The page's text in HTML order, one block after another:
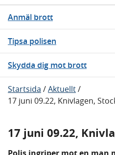
Anmäl brott
Tipsa polisen
Skydda dig mot brott
Startsida /Aktuellt/
17 juni 09.22, Knivlagen,
17 juni 09.22,